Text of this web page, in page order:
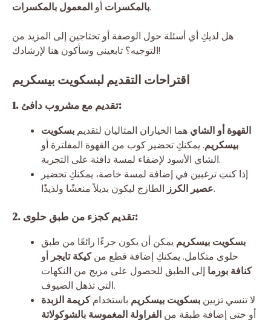
بالمكسرات أو المعمول بالمكسرات .
هل لديكِ أي أسئلة حول الوصفة أو تحتاجين إلى المزيد من
التوجيه؟ تابعيني وسأكون هنا لإرشادك!
اقتراحات التقديم لبسكويت بيسكريم
1. تقديم مع مشروب دافئ:
القهوة أو الشاي هما الخياران المثاليان لتقديم بسكويت
بيسكريم. يمكنكِ تحضير كوب من القهوة المفلترة أو
الشاي الأسود لإضفاء لمسة دافئة على التجربة.
إذا كنتِ ترغبين في إضافة لمسة خاصة، يمكنكِ تحضير
عصير الكرزالطازج ليكون بديلاً منعشًا ولذيذًا.
2. تقديم كجزء من طبق حلوى:
بسكويت بيسكريم يمكن أن يكون جزءًا رائعًا من طبق
حلوى متكامل. يمكنكِ إضافة قطع منكيكة تايجر أو
كنافة بورما إلى الطبق للحصول على مزيج من النكهات
التي تذهل الضيوف.
لا تنسي تزيين بسكويت بيسكريم باستخدامكريمة الزبدة
أو حتى إضافة طبقة من الفراولة المغموسة بالشوكولاتة